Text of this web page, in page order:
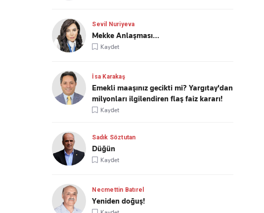
Sevil Nuriyeva
Mekke Anlaşması…
Kaydet
İsa Karakaş
Emekli maaşınız gecikti mi? Yargıtay'dan
milyonları ilgilendiren flaş faiz kararı!
Kaydet
Sadık Söztutan
Düğün
Kaydet
Necmettin Batırel
Yeniden doğuş!